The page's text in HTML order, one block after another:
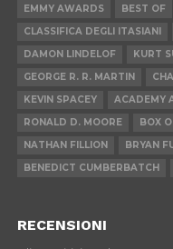
EMMY AWARDS
BEST OF
CLASSIFICA DEGLI ITASIANI
DAMON LINDELOF
KURT
GEORGE R. R. MARTIN
KEVIN SPACEY
ACADEMY
RONALD D. MOORE
BOX
NATHAN FILLION
BRYAN
BENEDICT CUMBERBATCH
RECENSIONI